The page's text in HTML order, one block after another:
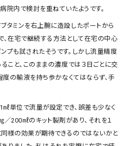
院内で検討を重ねていたようです。
タミンを右上腕に造設したポートから
、在宅で継続する方法として在宅の中心
プも試されたそうです。しかし流量精度
こと、このままの濃度では３日ごとに交
の輸液を持ち歩かなくてはならず、手
単位で流量が設定でき、誤差も少なく
／200㎖のキット製剤があり、それを１
様の効果が期待できるのではないかと